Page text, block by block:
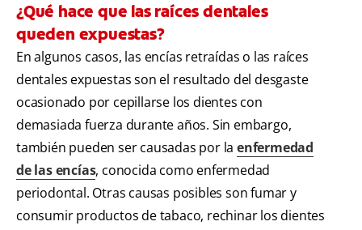
¿Qué hace que las raíces dentales
queden expuestas?
En algunos casos, las encías retraídas o las raíces
dentales expuestas son el resultado del desgaste
ocasionado por cepillarse los dientes con
demasiada fuerza durante años. Sin embargo,
también pueden ser causadas por laenfermedad
de las encías, conocida como enfermedad
periodontal. Otras causas posibles son fumar y
consumir productos de tabaco, rechinar los dientes